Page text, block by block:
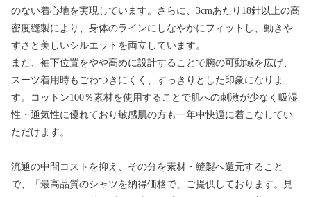
のない着心地を実現しています。さらに、3cmあたり18針以上の高
密度縫製により、身体のラインにしなやかにフィットし、動きや
すさと美しいシルエットを両立しています。
また、袖下位置をやや高めに設計することで腕の可動域を広げ、
スーツ着用時もごわつきにくく、すっきりとした印象になりま
す。コットン100％素材を使用することで肌への刺激が少なく吸湿
性・通気性に優れており敏感肌の方も一年中快適に着こなしてい
ただけます。
流通の中間コストを抑え、その分を素材・縫製へ還元すること
で、「最高品質のシャツを納得価格で」ご提供しております。見